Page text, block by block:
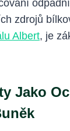
zdrojů
Albert, je
Jako